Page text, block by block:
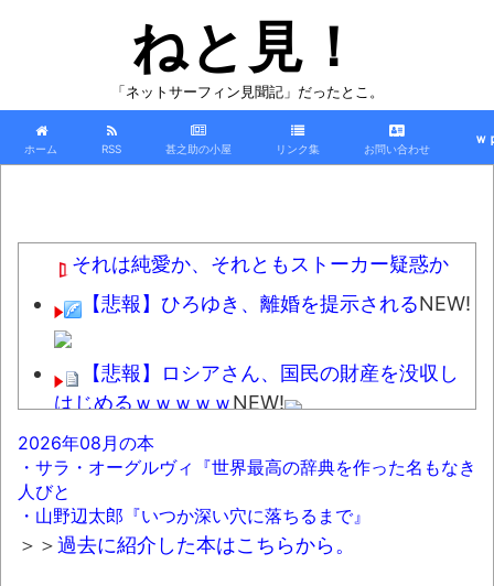
ねと見！
「ネットサーフィン見聞記」だったとこ。
ホーム RSS 甚之助の小屋 リンク集 お問い合わせ
ｗ
それは純愛か、それともストーカー疑惑か
【悲報】ひろゆき、離婚を提示されるNEW!
【悲報】ロシアさん、国民の財産を没収し
はじめるｗｗｗｗｗNEW!
【東大調査】「外国人受け入れ反対」の
声、激増 特に若い世代ほど移民反対だと明ら
かに→移民政策反対VS人手不足はどうするん
だ？でネット大論争NEW!
2026年08月の本
・サラ・オーグルヴィ『世界最高の辞典を作った名もなき
人びと
・山野辺太郎『いつか深い穴に落ちるまで』
＞＞過去に紹介した本はこちらから。